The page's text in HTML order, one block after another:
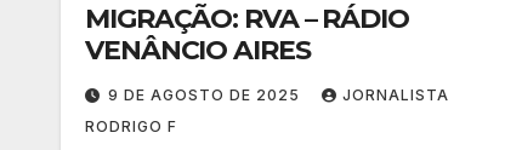
MIGRAÇÃO: RVA – RÁDIO
VENÂNCIO AIRES
9 DE AGOSTO DE 2025
JORNALISTA
RODRIGO F